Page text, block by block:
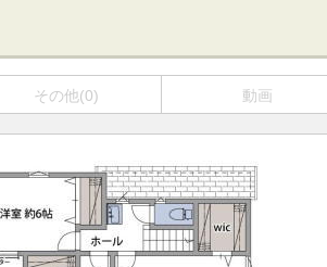
その他(0) 動画